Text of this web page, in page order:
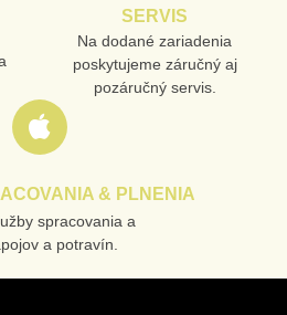
SERVIS
Na dodané zariadenia
poskytujeme záručný aj
pozáručný servis.
& PLNENIA
spracovania a
a potravín.